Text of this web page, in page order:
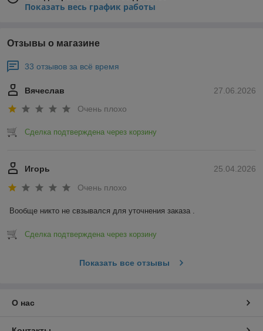
Показать весь график работы
Отзывы о магазине
33 отзывов за всё время
27.06.2026
Вячеслав
Очень плохо
Сделка подтверждена через корзину
25.04.2026
Игорь
Очень плохо
Вообще никто не свзывался для уточнения заказа .
Сделка подтверждена через корзину
Показать все отзывы
О нас